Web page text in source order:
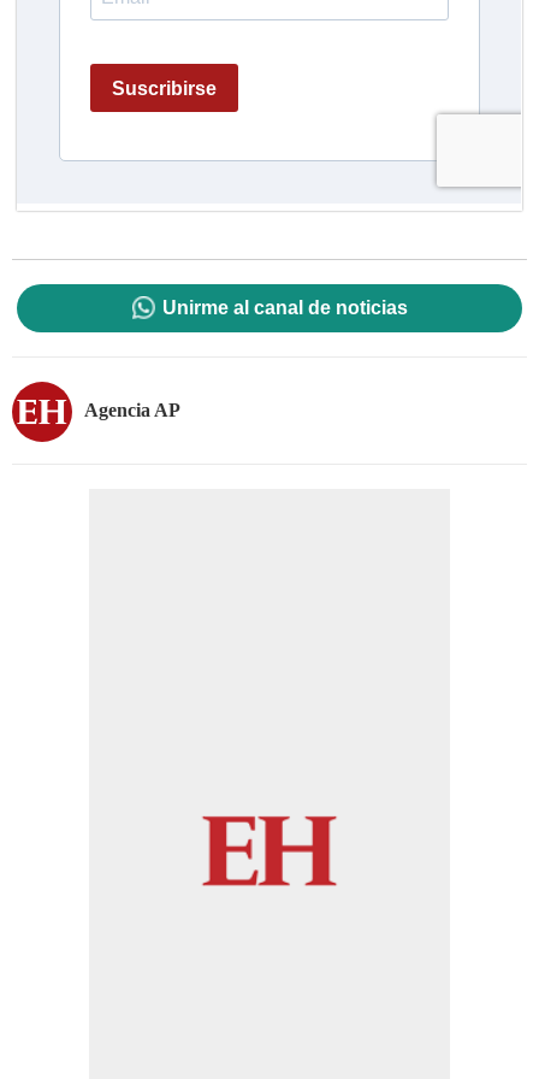
Unirme al canal de noticias
Agencia AP